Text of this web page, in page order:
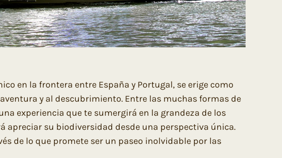
en la frontera entre España y Portugal, se erige como
y al descubrimiento. Entre las muchas formas de
experiencia que te sumergirá en la grandeza de los
apreciar su biodiversidad desde una perspectiva única.
de lo que promete ser un paseo inolvidable por las